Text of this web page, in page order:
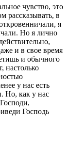
чувство, это
рассказывать, в
я
Но я лично
и в свое время
и обычного
настолько
у нас есть
Но, как у нас
Господь